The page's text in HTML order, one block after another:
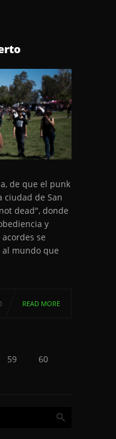
de que el punk
ciudad de San
dead", donde
y
se
mundo que
READ MORE
59
60